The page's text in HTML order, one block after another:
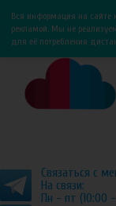
Вся информация на сайте
рекламой. Мы не
для её потребления
Связаться с
На связи:
Пн - пт (10:00